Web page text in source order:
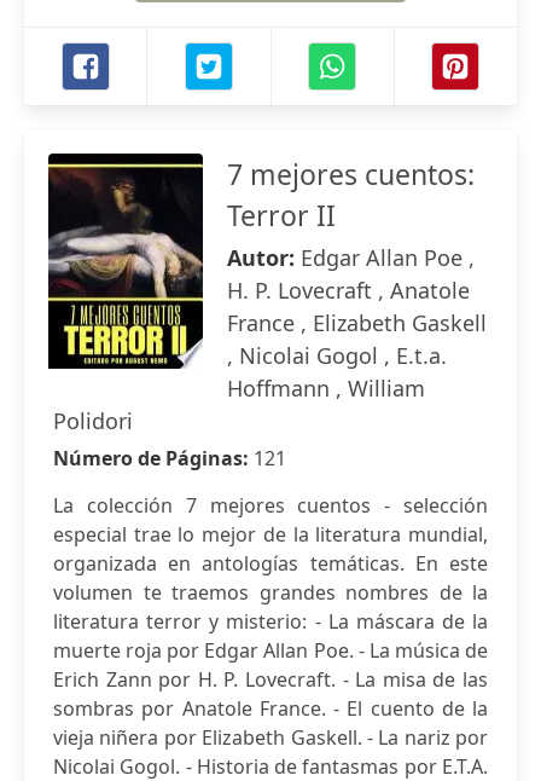
7 mejores cuentos:
Terror II
Autor: Edgar Allan Poe ,
H. P. Lovecraft , Anatole
France , Elizabeth Gaskell
, Nicolai Gogol , E.t.a.
Hoffmann , William
Polidori
Número de Páginas: 121
La colección 7 mejores cuentos - selección
especial trae lo mejor de la literatura mundial,
organizada en antologías temáticas. En este
volumen te traemos grandes nombres de la
literatura terror y misterio: - La máscara de la
muerte roja por Edgar Allan Poe. - La música de
Erich Zann por H. P. Lovecraft. - La misa de las
sombras por Anatole France. - El cuento de la
vieja niñera por Elizabeth Gaskell. - La nariz por
Nicolai Gogol. - Historia de fantasmas por E.T.A.